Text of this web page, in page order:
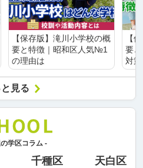
【保存版】滝川小学校の概
要と特徴｜昭和区人気№1
の理由は
【
要
対
と見る
学区コラム -
千種区 天白区